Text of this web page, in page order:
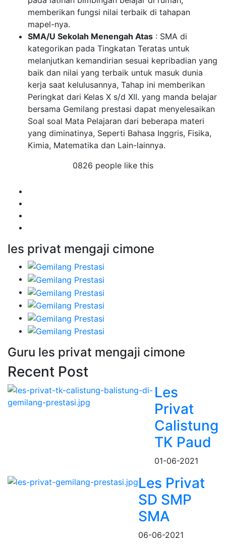
memberikan fungsi nilai terbaik di tahapan
mapel-nya.
SMA/U Sekolah Menengah Atas : SMA di
kategorikan pada Tingkatan Teratas untuk
melanjutkan kemandirian sesuai kepribadian yang
baik dan nilai yang terbaik untuk masuk dunia
kerja saat kelulusannya, Tahap ini memberikan
Peringkat dari Kelas X s/d XII. yang manda belajar
bersama Gemilang prestasi dapat menyelesaikan
Soal soal Mata Pelajaran dari beberapa materi
yang diminatinya, Seperti Bahasa Inggris, Fisika,
Kimia, Matematika dan Lain-lainnya.
0826 people like this
les privat mengaji cimone
Guru les privat mengaji cimone
Recent Post
Les
Privat
Calistung
TK Paud
01-06-2021
Les Privat
SD SMP
SMA
06-06-2021